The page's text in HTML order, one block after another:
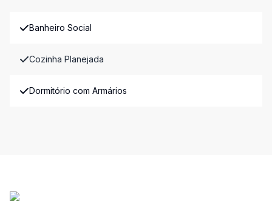
Banheiro Social
Cozinha Planejada
Dormitório com Armários